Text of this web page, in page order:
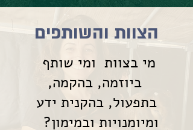
הצוות והשותפים
מי בצוות ומי שותף
ביוזמה, בהקמה,
בתפעול, בהקנית ידע
ומיומנויות ובמימון?